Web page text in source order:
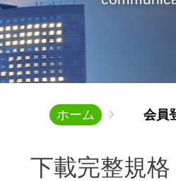
ホーム 会員
下載完整規格